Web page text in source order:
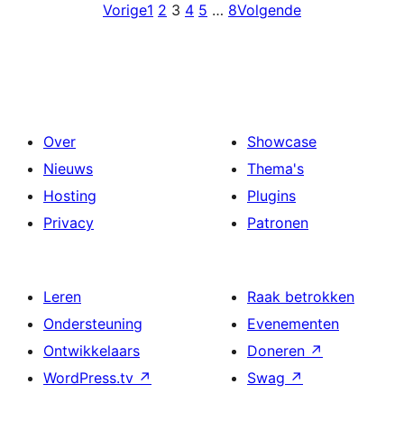
Vorige1 2 3 4 5 … 8Volgende
Over
Nieuws
Hosting
Privacy
Showcase
Thema's
Plugins
Patronen
Leren
Ondersteuning
Ontwikkelaars
WordPress.tv ↗
Raak betrokken
Evenementen
Doneren ↗
Swag ↗